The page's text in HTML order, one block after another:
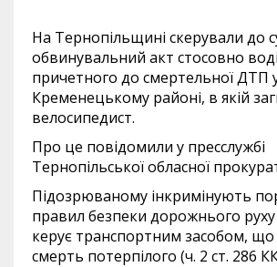
На Тернопільщині скерували до
обвинувальний акт стосовно
причетного до смертельної ДТП
Кременецькому районі, в якій
велосипедист.
Про це повідомили у пресслужбі
Тернопільської обласної
Підозрюваному інкримінують
правил безпеки дорожнього
керує транспортним засобом,
смерть потерпілого (ч. 2 ст. 286